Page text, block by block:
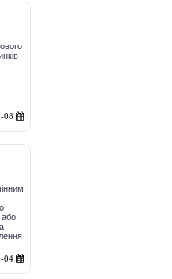
08
або
04